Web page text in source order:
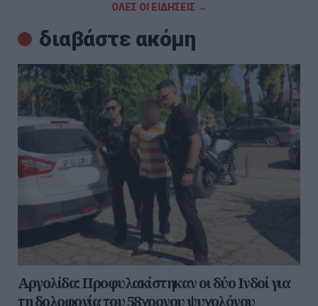
ΟΛΕΣ ΟΙ ΕΙΔΗΣΕΙΣ →
διαβάστε ακόμη
Αργολίδα: Προφυλακίστηκαν οι δύο Ινδοί για
τη δολοφονία του 58χρονου ψυχολόγου